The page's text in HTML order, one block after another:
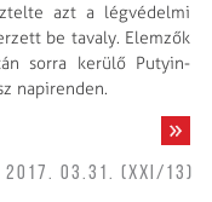
azt a légvédelmi
be tavaly. Elemzők
sorra kerülő Putyin-
napirenden.
2017. 03.31. (XXI/13)